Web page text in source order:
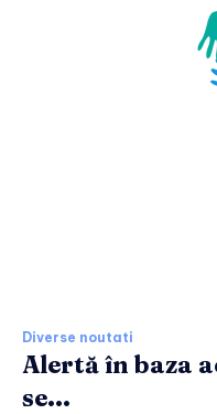
Diverse noutati
Alertă în baza
se...